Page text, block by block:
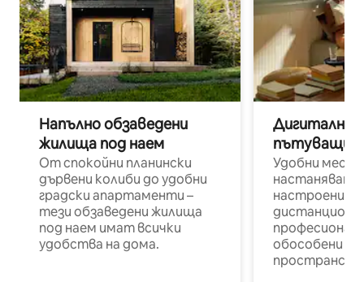
Напълно обзаведени
жилища под наем
От спокойни планински
дървени колиби до удобни
градски апартаменти –
тези обзаведени жилища
под наем имат всички
удобства на дома.
Дигитални
пътуващи
Удобни
настаняване
настроени и
обособени